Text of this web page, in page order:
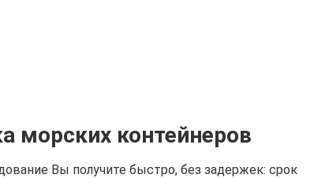
морских контейнеров
Вы получите быстро, без задержек: срок